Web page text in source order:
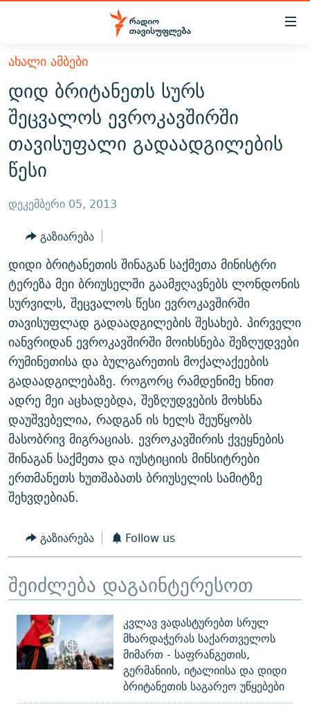
Accessibility
მთავარ
შინაარსზე
დაბრუნება
მთავარ
ნავიგაციაზე
დაბრუნება
ძიებაზე
დაბრუნება
ᲐᲮᲐᲚᲘ ᲐᲛᲑᲔᲑᲘ
ᲗᲔᲛᲔᲑᲘ
ᲞᲝᲚᲘᲢᲘᲙᲐ
ᲔᲙᲝᲜᲝᲛᲘᲙᲐ
ᲡᲐᲖᲝᲒᲐᲓᲝᲔᲑᲐ
ᲙᲣᲚᲢᲣᲠᲐ
ᲕᲘᲓᲔᲝ
ᲑᲚᲝᲒᲔᲑᲘ
ᲞᲝᲓᲙᲐᲡᲢᲔᲑᲘ
ᲐᲡᲐᲗᲘᲐᲜᲘᲡ ᲙᲣᲗᲮᲔ
60 ᲓᲔᲪᲘᲑᲔᲚᲘ
ᲒᲐᲜᲙᲘᲗᲮᲕᲘᲡ ᲓᲦᲔ
ᲓᲘᲚᲘᲡ ᲡᲐᲣᲑᲠᲔᲑᲘ
ᲛᲝᲚᲐᲞᲐᲠᲐᲙᲔ ᲢᲔᲥᲡᲢᲔᲑᲘ
ᲨᲘᲜ - ᲣᲪᲮᲝᲔᲗᲨᲘ
ᲚᲘᲢᲔᲠᲐᲢᲣᲠᲣᲚᲘ ᲬᲐᲮᲜᲐᲒᲔᲑᲘ
ᲐᲛᲔᲠᲘᲙᲣᲚᲘ ᲛᲝᲗᲮᲠᲝᲑᲐ
ᲘᲛᲞᲔᲠᲘᲐ ᲓᲐ ᲠᲐᲓᲘᲝ
ᲒᲐᲓᲐᲪᲔᲛᲔᲑᲘ
ᲤᲔᲜᲝᲕᲐᲜᲘ - 2.10
ᲞᲠᲝᲔᲥᲢᲔᲑᲘ
ᲣᲙᲠᲐᲘᲜᲐᲨᲘ ᲓᲐᲦᲣᲞᲣᲚᲘ ᲥᲐᲠᲗᲕᲔᲚᲘ ᲛᲔᲑᲠᲫᲝᲚᲔᲑᲘ - 2022
ᲓᲐᲛᲝᲣᲙᲘᲓᲔᲑᲚᲝᲑᲘᲡ 100 ᲬᲔᲚᲘ
ᲩᲔᲛᲘ ᲡᲘᲙᲕᲓᲘᲚᲘᲡ ᲛᲘᲖᲔᲖᲘᲐ COVID-19
11 ᲬᲔᲚᲘ - 11 ᲐᲛᲑᲐᲕᲘ
ᲡᲐᲞᲐᲠᲚᲐᲛᲔᲜᲢᲝ ᲐᲠᲩᲔᲕᲜᲔᲑᲘᲡ ᲘᲡᲢᲝᲠᲘᲐ
ᲑᲐᲕᲨᲕᲔᲑᲘ ᲞᲠᲝᲡᲢᲘᲢᲣᲪᲘᲐᲨᲘ - ᲐᲛᲝᲣᲗᲥᲛᲔᲚᲘ ᲐᲛᲑᲐᲕᲘ
5 ᲐᲛᲑᲐᲕᲘ - 20 ᲘᲕᲜᲘᲡᲡ ᲓᲐᲨᲐᲕᲔᲑᲣᲚᲔᲑᲘ
ᲐᲒᲕᲘᲡᲢᲝᲡ ᲝᲛᲘ
ПРИВЕТ ᲙᲣᲚᲢᲣᲠᲐ
ЭХО КАВКАЗА
ᲒᲐᲛᲝᲘᲬᲔᲠᲔ
რთე/რთ-ის ყველა საიტი
ᲐᲮᲐᲚᲘ ᲐᲛᲑᲔᲑᲘ
დიდ ბრიტანეთს სურს
შეცვალოს ევროკავშირში
თავისუფალი გადაადგილების
წესი
დეკემბერი 05, 2013
გაზიარება
დიდი ბრიტანეთის შინაგან საქმეთა მინისტრი
ტერეზა მეი ბრიუსელში გაამჟღავნებს ლონდონის
სურვილს, შეცვალოს წესი ევროკავშირში
თავისუფლად გადაადგილების შესახებ. პირველი
იანვრიდან ევროკავშირში მოიხსნება შეზღუდვები
რუმინეთისა და ბულგარეთის მოქალაქეების
გადაადგილებაზე. როგორც რამდენიმე ხნით
ადრე მეი აცხადებდა, შეზღუდვების მოხსნა
დაუშვებელია, რადგან ის ხელს შეუწყობს
მასობრივ მიგრაციას. ევროკავშირის ქვეყნების
შინაგან საქმეთა და იუსტიციის მინსიტრები
ერთმანეთს ხუთშაბათს ბრიუსელის სამიტზე
შეხვდებიან.
გაზიარება Follow us
შეიძლება დაგაინტერესოთ
კვლავ ვადასტურებთ სრულ
მხარდაჭერას საქართველოს
მიმართ - საფრანგეთის,
გერმანიის, იტალიისა და დიდი
ბრიტანეთის საგარეო უწყებები